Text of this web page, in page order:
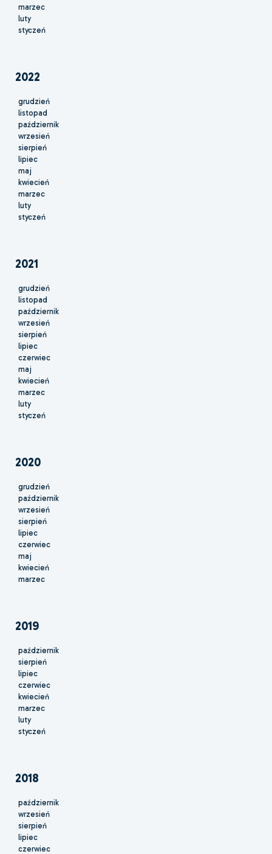
marzec
luty
styczeń
2022
grudzień
listopad
październik
wrzesień
sierpień
lipiec
maj
kwiecień
marzec
luty
styczeń
2021
grudzień
listopad
październik
wrzesień
sierpień
lipiec
czerwiec
maj
kwiecień
marzec
luty
styczeń
2020
grudzień
październik
wrzesień
sierpień
lipiec
czerwiec
maj
kwiecień
marzec
2019
październik
sierpień
lipiec
czerwiec
kwiecień
marzec
luty
styczeń
2018
październik
wrzesień
sierpień
lipiec
czerwiec